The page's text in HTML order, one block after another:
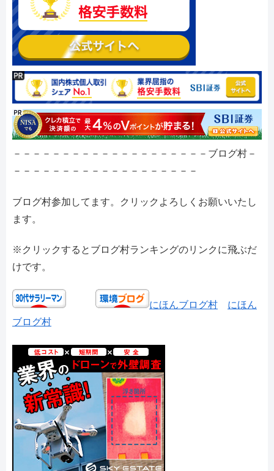
－－－－－－－－－－－－－－－－－－－－ブログ村－
－－－－－－－－－－－－－－－－－－－
ブログ村参加してます。クリックよろしくお願いいたし
ます。
※クリックするとブログ村ランキングのリンクに飛ぶだ
けです。
にほんブログ村
にほん
ブログ村